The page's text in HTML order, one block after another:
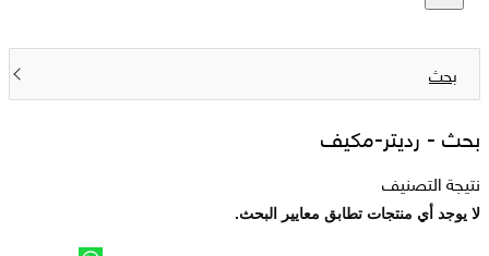
بحث
بحث - رديتر-مكيف
نتيجة التصنيف
لا يوجد أي منتجات تطابق معايير البحث.